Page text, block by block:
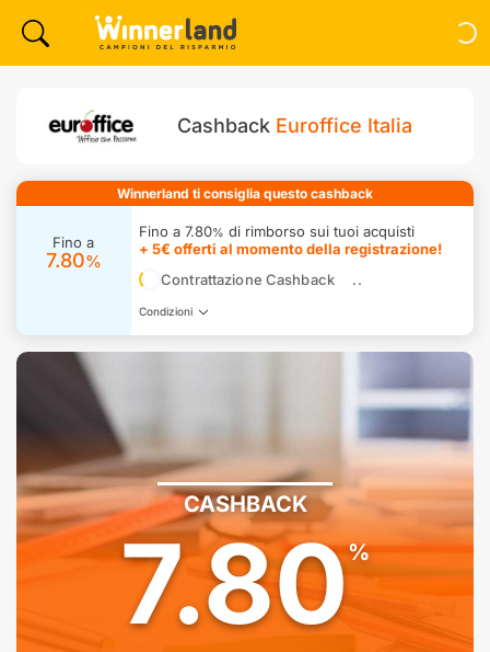
Cashback Euroffice Italia
Winnerland ti consiglia questo cashback
Fino a
7.80%
Fino a 7.80% di rimborso sui tuoi acquisti
+ 5€ offerti al momento della registrazione!
Contrattazione Cashback
Condizioni
CASHBACK
7.80%